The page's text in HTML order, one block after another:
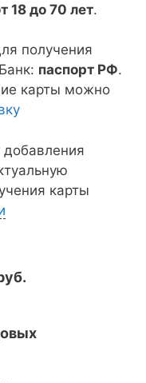
18 до 70 лет.
получения
паспорт РФ.
карты можно
карты